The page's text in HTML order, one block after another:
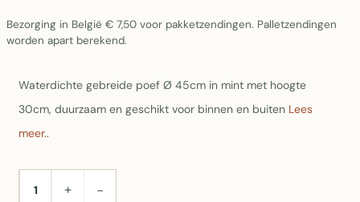
Bezorging in België € 7,50 voor pakketzendingen. Palletzendingen
worden apart berekend.
Waterdichte gebreide poef Ø 45cm in mint met hoogte
30cm, duurzaam en geschikt voor binnen en buiten Lees
meer..
AANTAL+ −